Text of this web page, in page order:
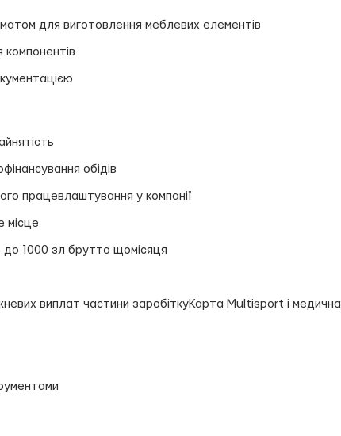
для виготовлення меблевих елементів
компонентів
обідів
працевлаштування у компанії
місце
до 1000 зл брутто щомісяця
виплат частини заробіткуКарта Multisport і медична